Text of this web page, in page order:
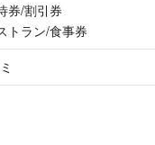
券/割引券
トラン/食事券